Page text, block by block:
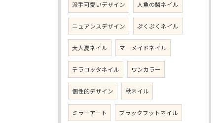
派手可愛いデザイン 人魚の鱗ネイル
ニュアンスデザイン ぷくぷくネイル
大人夏ネイル マーメイドネイル
テラコッタネイル ワンカラー
個性的デザイン 秋ネイル
ミラーアート ブラックフットネイル